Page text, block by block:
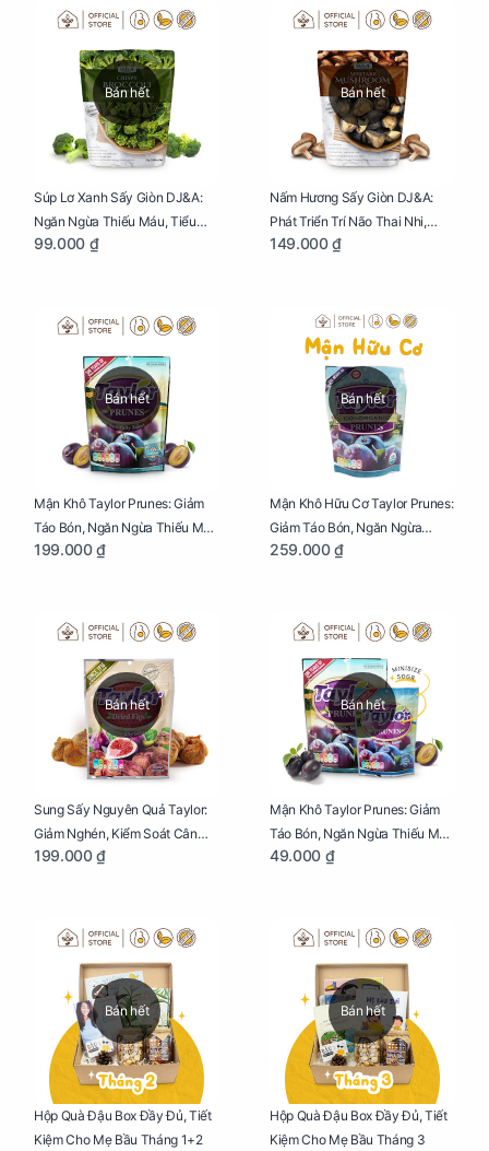
Bán hết
Súp Lơ Xanh Sấy Giòn DJ&A:
Ngăn Ngừa Thiếu Máu, Tiểu
Đường, Dị Tật Thai Nhi Túi 25g
99.000 ₫
Bán hết
Nấm Hương Sấy Giòn DJ&A:
Phát Triển Trí Não Thai Nhi,
Giảm Mệt Mỏi Cho Mẹ Bầu Túi
149.000 ₫
Bán hết
Mận Khô Taylor Prunes: Giảm
Táo Bón, Ngăn Ngừa Thiếu Máu
Cho Mẹ Bầu Túi 250g
199.000 ₫
Bán hết
Mận Khô Hữu Cơ Taylor Prunes:
Giảm Táo Bón, Ngăn Ngừa
Thiếu Máu Cho Mẹ Bầu Túi
259.000 ₫
Bán hết
Sung Sấy Nguyên Quả Taylor:
Giảm Nghén, Kiểm Soát Cân
Nặng Cho Mẹ Bầu Túi 190g
199.000 ₫
Bán hết
Mận Khô Taylor Prunes: Giảm
Táo Bón, Ngăn Ngừa Thiếu Máu
Cho Mẹ Bầu Túi 50g
49.000 ₫
Bán hết
Hộp Quà Đậu Box Đầy Đủ, Tiết
Kiệm Cho Mẹ Bầu Tháng 1+2
Bán hết
Hộp Quà Đậu Box Đầy Đủ, Tiết
Kiệm Cho Mẹ Bầu Tháng 3